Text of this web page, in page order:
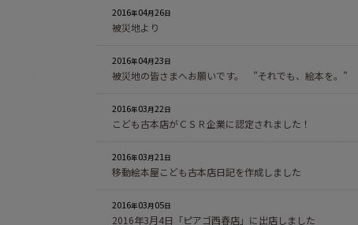
2016年04月26日
被災地より
2016年04月23日
被災地の皆さまへお願いです。 ”それでも、絵本を。”
2016年03月22日
こども古本店がＣＳＲ企業に認定されました！
2016年03月21 日
移動絵本屋こども古本店日記を作成しました
2016年03月05日
2016年3月4日「ピアゴ西春店」に出店しました